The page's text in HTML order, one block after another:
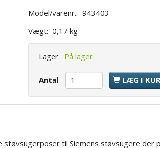
Model/varenr.: 943403
Vægt: 0,17 kg
Lager: På lager
Antal LÆG I
støvsugerposer til Siemens støvsugere der